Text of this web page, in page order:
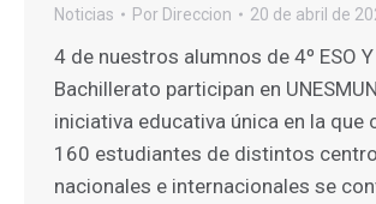
Noticias Por Direccion 20 de abril de
4 de nuestros alumnos de 4º ESO Y
Bachillerato participan en
iniciativa educativa única en la que
160 estudiantes de distintos
nacionales e internacionales se